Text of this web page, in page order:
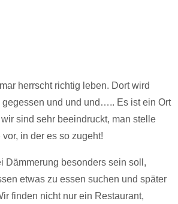
herrscht richtig leben. Dort wird
gegessen und und und….. Es ist ein Ort
sind sehr beeindruckt, man stelle
in der es so zugeht!
Dämmerung besonders sein soll,
etwas zu essen suchen und später
finden nicht nur ein Restaurant,